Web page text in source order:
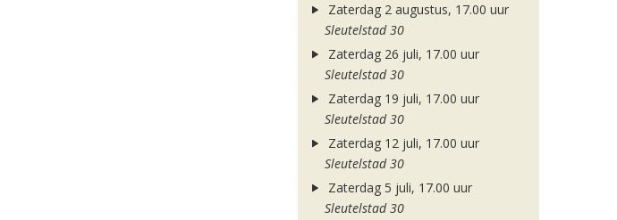
Zaterdag 2 augustus, 17.00 uur
Sleutelstad 30
Zaterdag 26 juli, 17.00 uur
Sleutelstad 30
Zaterdag 19 juli, 17.00 uur
Sleutelstad 30
Zaterdag 12 juli, 17.00 uur
Sleutelstad 30
Zaterdag 5 juli, 17.00 uur
Sleutelstad 30